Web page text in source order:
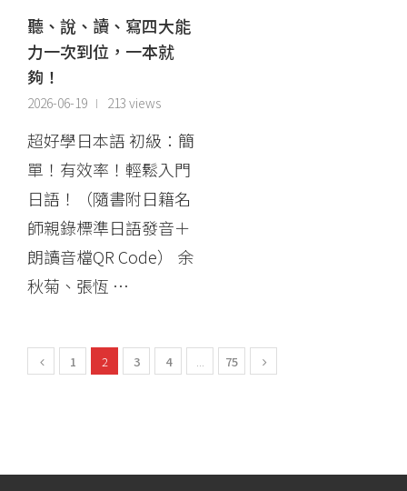
聽、說、讀、寫四大能
力一次到位，一本就
夠！
2026-06-19 213 views
超好學日本語 初級：簡
單！有效率！輕鬆入門
日語！（隨書附日籍名
師親錄標準日語發音＋
朗讀音檔QR Code） 余
秋菊、張恆 …
1 2 3 4 ... 75